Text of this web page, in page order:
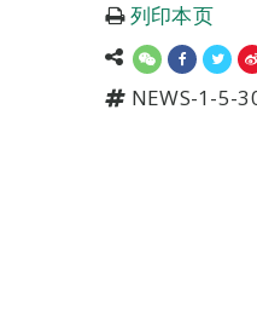
列印本页
NEWS-1-5-